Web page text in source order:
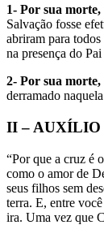
1- Por sua morte,
Salvação fosse
abriram para todos
na presença do
2- Por sua
derramado
II –
“Por que a cruz é
como o amor de
seus filhos sem
terra. E, entre
ira. Uma vez que